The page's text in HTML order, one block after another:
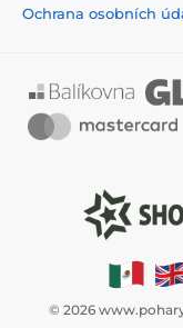
Ochrana osobních
© 2026